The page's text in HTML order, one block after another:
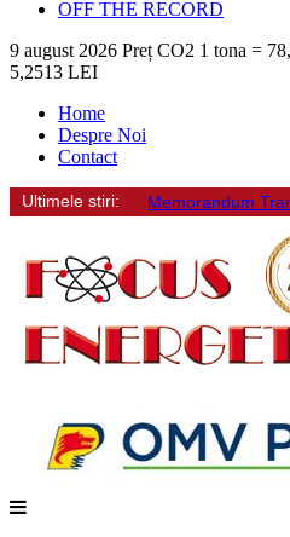
OFF THE RECORD
9 august 2026 Preț CO2 1 tona
5,2513 LEI
Home
Despre Noi
Contact
Ultimele stiri: Memorandum